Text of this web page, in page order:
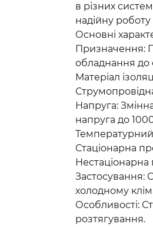
в різних
надійну
Основні
Призначення:
обладнання
Матеріал
Напруга:
напруга до
Температурний
Стаціонарна
Нестаціонарна
Застосування:
холодному
Особливості:
розтягування.